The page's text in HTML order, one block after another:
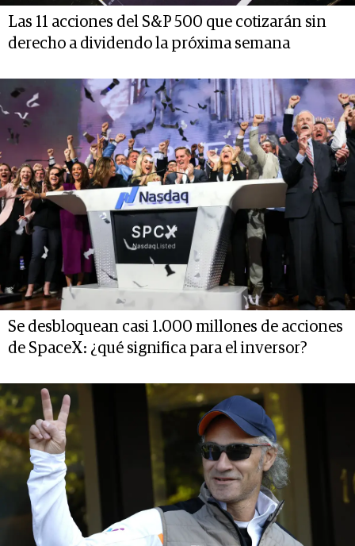
Las 11 acciones del S&P 500 que cotizarán sin
derecho a dividendo la próxima semana
Se desbloquean casi 1.000 millones de acciones
de SpaceX: ¿qué significa para el inversor?